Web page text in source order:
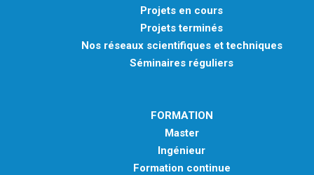
Projets en cours
Projets terminés
Nos réseaux scientifiques et techniques
Séminaires réguliers
FORMATION
Master
Ingénieur
Formation continue